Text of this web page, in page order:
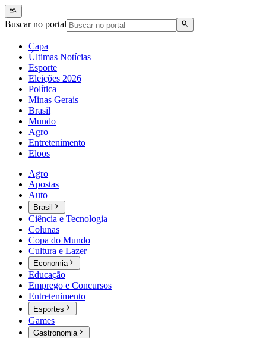
Buscar no portal
Capa
Últimas Notícias
Esporte
Eleições 2026
Política
Minas Gerais
Brasil
Mundo
Agro
Entretenimento
Eloos
Agro
Apostas
Auto
Brasil
Ciência e Tecnologia
Colunas
Copa do Mundo
Cultura e Lazer
Economia
Educação
Emprego e Concursos
Entretenimento
Esportes
Games
Gastronomia